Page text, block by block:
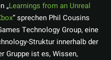
„Learnings from an Unreal
“ sprechen Phil Cousins
Technology Group, eine
Struktur innerhalb der
Gruppe ist es, Wissen,